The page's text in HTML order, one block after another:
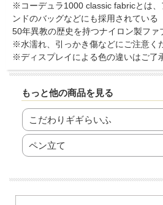
※コーデュラ1000 classic fabricとは、
ンドのバッグなどにも採用されている
50年異教の歴史を持つナイロン製ファ
※水濡れ、引っかき傷などにご注意く
※ディスプレイによる色の違いはご了
もっと他の商品を見る
こだわりギギらいふ
ペン立て